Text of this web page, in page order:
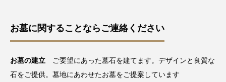
お墓に関することならご連絡ください
お墓の建立 ご要望にあった墓石を建てます。デザインと良質な
石をご提供。墓地にあわせたお墓をご提案しています